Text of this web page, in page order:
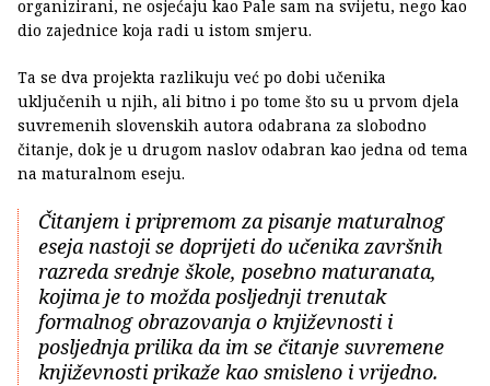
organizirani, ne osjećaju kao Pale sam na svijetu, nego kao
dio zajednice koja radi u istom smjeru.
Ta se dva projekta razlikuju već po dobi učenika
uključenih u njih, ali bitno i po tome što su u prvom djela
suvremenih slovenskih autora odabrana za slobodno
čitanje, dok je u drugom naslov odabran kao jedna od tema
na maturalnom eseju.
Čitanjem i pripremom za pisanje maturalnog
eseja nastoji se doprijeti do učenika završnih
razreda srednje škole, posebno maturanata,
kojima je to možda posljednji trenutak
formalnog obrazovanja o književnosti i
posljednja prilika da im se čitanje suvremene
književnosti prikaže kao smisleno i vrijedno.